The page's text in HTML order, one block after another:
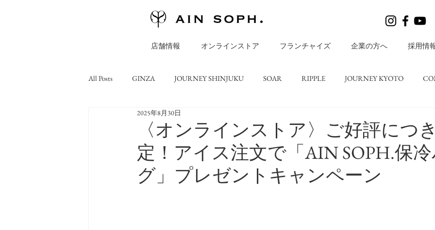
店舗情報 オンラインストア フランチャイズ 企業の方へ 採用情
All Posts GINZA JOURNEY SHINJUKU SOAR RIPPLE JOURNEY KYOTO
ONLINE STORE コラム
〈オンラインストア〉ご好評につ
定！アイス注文で「AIN SOPH.保
グ」プレゼントキャンペーン
2025年8月30日